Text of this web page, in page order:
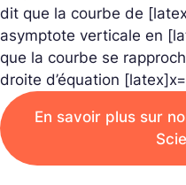
dit que la courbe de
asymptote verticale en
que la courbe se
droite d’équation
En savoir plus sur